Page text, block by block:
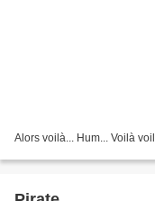
Alors voilà... Hum... Voilà